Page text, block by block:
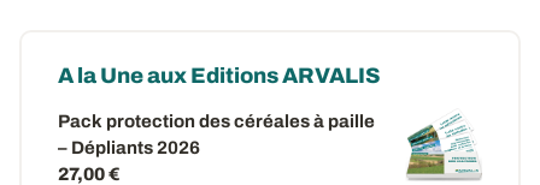
A la Une aux Editions ARVALIS
Pack protection des céréales à paille
– Dépliants 2026
27,00 €